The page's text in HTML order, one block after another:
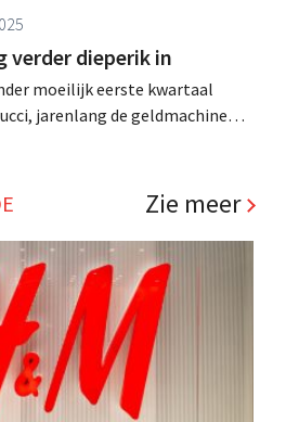
verder dieperik in
moeilijk eerste kwartaal
jarenlang de geldmachine
Zie meer